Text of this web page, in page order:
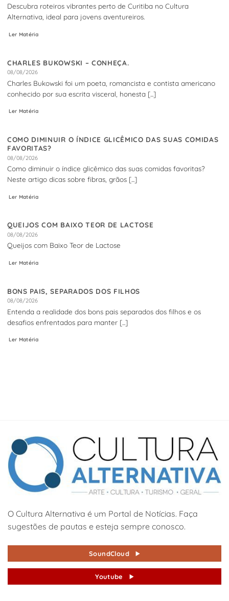
Descubra roteiros vibrantes perto de Curitiba no Cultura
Alternativa, ideal para jovens aventureiros.
Ler Matéria
CHARLES BUKOWSKI – CONHEÇA.
08/08/2026
Charles Bukowski foi um poeta, romancista e contista americano
conhecido por sua escrita visceral, honesta [...]
Ler Matéria
COMO DIMINUIR O ÍNDICE GLICÊMICO DAS SUAS COMIDAS
FAVORITAS?
08/08/2026
Como diminuir o índice glicêmico das suas comidas favoritas?
Neste artigo dicas sobre fibras, grãos [...]
Ler Matéria
QUEIJOS COM BAIXO TEOR DE LACTOSE
08/08/2026
Queijos com Baixo Teor de Lactose
Ler Matéria
BONS PAIS, SEPARADOS DOS FILHOS
08/08/2026
Entenda a realidade dos bons pais separados dos filhos e os
desafios enfrentados para manter [...]
Ler Matéria
O Cultura Alternativa é um Portal de Notícias. Faça
sugestões de pautas e esteja sempre conosco.
SoundCloud
Youtube